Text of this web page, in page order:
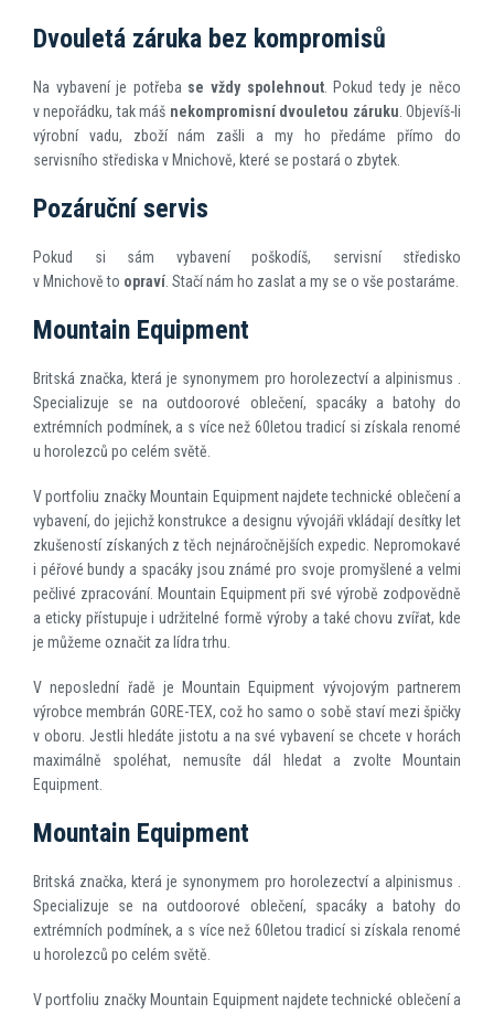
Dvouletá záruka bez kompromisů
Na vybavení je potřeba se vždy spolehnout. Pokud tedy je něco
v nepořádku, tak máš nekompromisní dvouletou záruku. Objevíš-li
výrobní vadu, zboží nám zašli a my ho předáme přímo do
servisního střediska v Mnichově, které se postará o zbytek.
Pozáruční servis
Pokud si sám vybavení poškodíš, servisní středisko
v Mnichově to opraví . Stačí nám ho zaslat a my se o vše postaráme.
Mountain Equipment
Britská značka, která je synonymem pro horolezectví a alpinismus .
Specializuje se na outdoorové oblečení, spacáky a batohy do
extrémních podmínek, a s více než 60letou tradicí si získala renomé
u horolezců po celém světě.
V portfoliu značky Mountain Equipment najdete technické oblečení a
vybavení, do jejichž konstrukce a designu vývojáři vkládají desítky let
zkušeností získaných z těch nejnáročnějších expedic. Nepromokavé
i péřové bundy a spacáky jsou známé pro svoje promyšlené a velmi
pečlivé zpracování. Mountain Equipment při své výrobě zodpovědně
a eticky přístupuje i udržitelné formě výroby a také chovu zvířat, kde
je můžeme označit za lídra trhu.
V neposlední řadě je Mountain Equipment vývojovým partnerem
výrobce membrán GORE-TEX, což ho samo o sobě staví mezi špičky
v oboru. Jestli hledáte jistotu a na své vybavení se chcete v horách
maximálně spoléhat, nemusíte dál hledat a zvolte Mountain
Equipment.
Mountain Equipment
Britská značka, která je synonymem pro horolezectví a alpinismus .
Specializuje se na outdoorové oblečení, spacáky a batohy do
extrémních podmínek, a s více než 60letou tradicí si získala renomé
u horolezců po celém světě.
V portfoliu značky Mountain Equipment najdete technické oblečení a